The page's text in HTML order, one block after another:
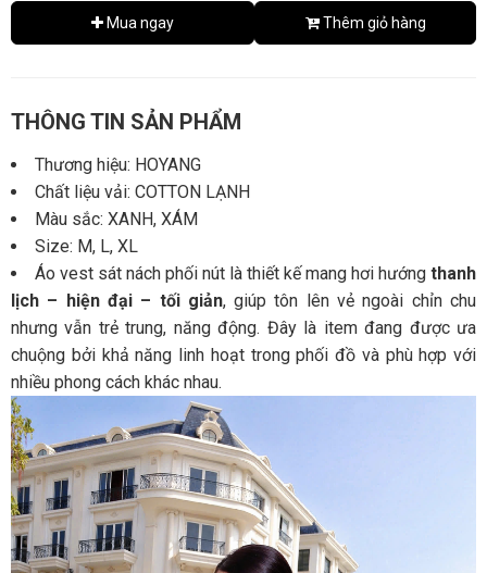
Mua ngay Thêm giỏ hàng
THÔNG TIN SẢN PHẨM
Thương hiệu: HOYANG
Chất liệu vải: COTTON LẠNH
Màu sắc: XANH, XÁM
Size: M, L, XL
Áo vest sát nách phối nút là thiết kế mang hơi hướng thanh
lịch – hiện đại – tối giản, giúp tôn lên vẻ ngoài chỉn chu
nhưng vẫn trẻ trung, năng động. Đây là item đang được ưa
chuộng bởi khả năng linh hoạt trong phối đồ và phù hợp với
nhiều phong cách khác nhau.